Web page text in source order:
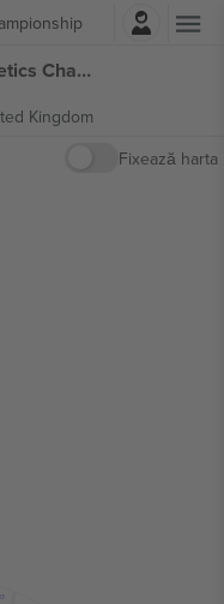
Session 4 Evening European Athletics Championships bilete
Kingdom
Fixează harta